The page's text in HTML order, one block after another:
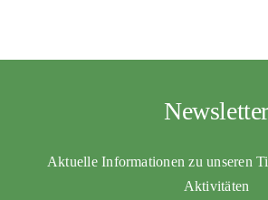
Newsletter
Aktuelle Informationen zu unseren
Aktivitäten